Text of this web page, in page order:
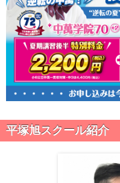
平塚旭スクール紹介